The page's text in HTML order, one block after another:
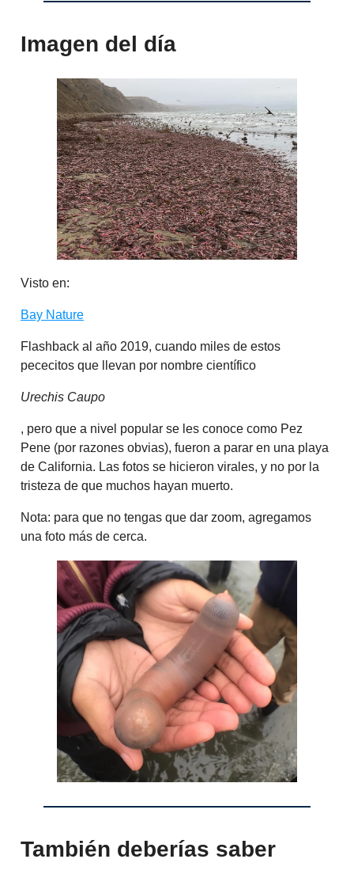
Imagen del día
Visto en:
Bay Nature
Flashback al año 2019, cuando miles de estos
pececitos que llevan por nombre científico
Urechis Caupo
, pero que a nivel popular se les conoce como Pez
Pene (por razones obvias), fueron a parar en una playa
de California. Las fotos se hicieron virales, y no por la
tristeza de que muchos hayan muerto.
Nota: para que no tengas que dar zoom, agregamos
una foto más de cerca.
También deberías saber